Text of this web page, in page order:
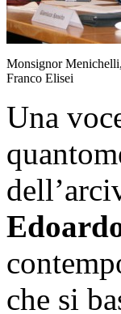
Monsignor
Franco Elisei
Una
che si